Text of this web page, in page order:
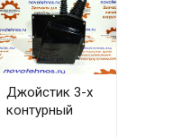
Джойстик 3-х
контурный